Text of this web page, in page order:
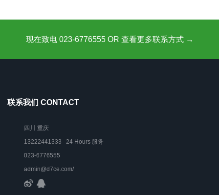
现在致电 023-6776555 OR 查看更多联系方式 →
联系我们 CONTACT
四川 重庆
13222441333 24 Hours 服务
023-6776555
admin@d7ce.com/